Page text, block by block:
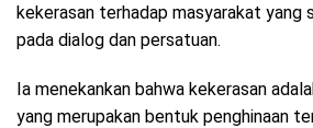
kekerasan terhadap masyarakat yang
pada dialog dan persatuan.
Ia menekankan bahwa kekerasan
yang merupakan bentuk penghinaan